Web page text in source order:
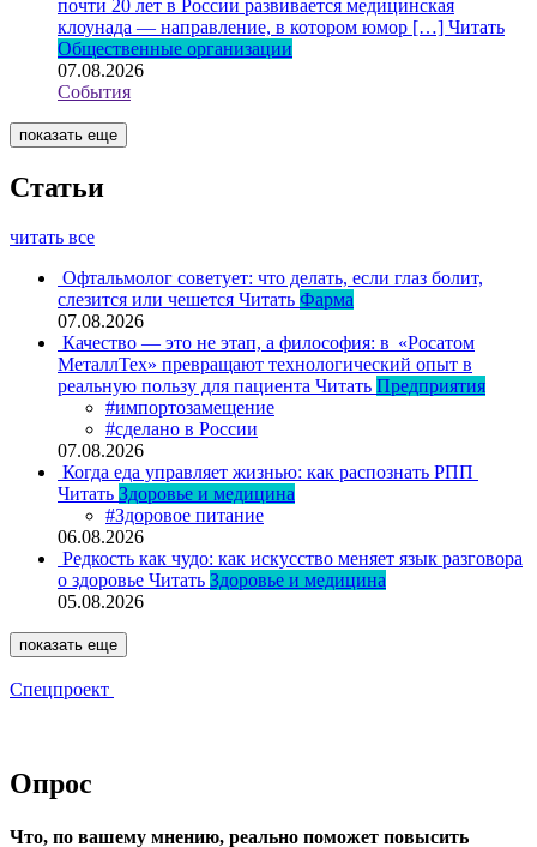
почти 20 лет в России развивается медицинская
клоунада — направление, в котором юмор […] Читать
Общественные организации
07.08.2026
События
показать еще
Статьи
читать все
Офтальмолог советует: что делать, если глаз болит,
слезится или чешется Читать Фарма
07.08.2026
Качество — это не этап, а философия: в «Росатом
МеталлТех» превращают технологический опыт в
реальную пользу для пациента Читать Предприятия
#импортозамещение
#сделано в России
07.08.2026
Когда еда управляет жизнью: как распознать РПП
Читать Здоровье и медицина
#Здоровое питание
06.08.2026
Редкость как чудо: как искусство меняет язык разговора
о здоровье Читать Здоровье и медицина
05.08.2026
показать еще
Спецпроект
Опрос
Что, по вашему мнению, реально поможет повысить